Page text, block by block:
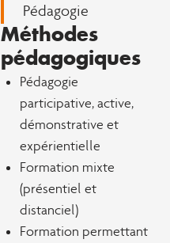
Pédagogie
Méthodes
pédagogiques
Pédagogie
participative, active,
démonstrative et
expérientielle
Formation mixte
(présentiel et
distanciel)
Formation permettant